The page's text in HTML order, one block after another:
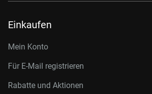
Einkaufen
Mein Konto
Für E-Mail registrieren
Rabatte und Aktionen